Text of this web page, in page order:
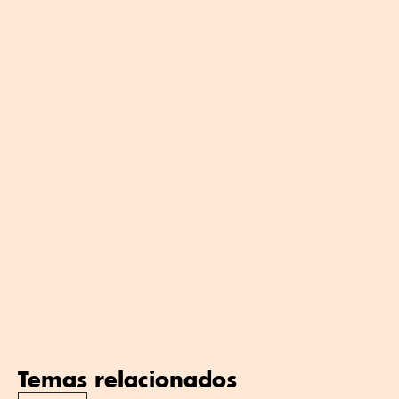
Temas relacionados